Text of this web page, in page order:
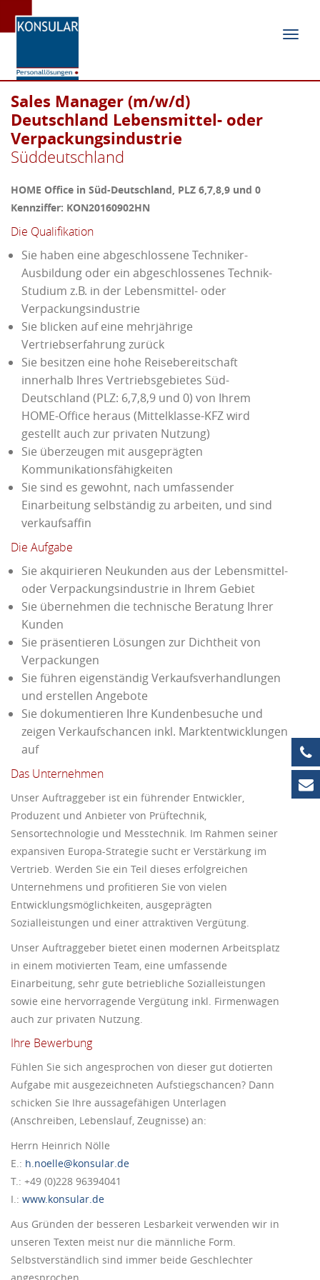
Sales Manager (m/w/d)
Deutschland Lebensmittel- oder
Verpackungsindustrie
Süddeutschland
HOME Office in Süd-Deutschland, PLZ 6,7,8,9 und 0
Kennziffer: KON20160902HN
Die Qualifikation
Sie haben eine abgeschlossene Techniker-
Ausbildung oder ein abgeschlossenes Technik-
Studium z.B. in der Lebensmittel- oder
Verpackungsindustrie
Sie blicken auf eine mehrjährige
Vertriebserfahrung zurück
Sie besitzen eine hohe Reisebereitschaft
innerhalb Ihres Vertriebsgebietes Süd-
Deutschland (PLZ: 6,7,8,9 und 0) von Ihrem
HOME-Office heraus (Mittelklasse-KFZ wird
gestellt auch zur privaten Nutzung)
Sie überzeugen mit ausgeprägten
Kommunikationsfähigkeiten
Sie sind es gewohnt, nach umfassender
Einarbeitung selbständig zu arbeiten, und sind
verkaufsaffin
Die Aufgabe
Sie akquirieren Neukunden aus der Lebensmittel-
oder Verpackungsindustrie in Ihrem Gebiet
Sie übernehmen die technische Beratung Ihrer
Kunden
Sie präsentieren Lösungen zur Dichtheit von
Verpackungen
Sie führen eigenständig Verkaufsverhandlungen
und erstellen Angebote
Sie dokumentieren Ihre Kundenbesuche und
zeigen Verkaufschancen inkl. Marktentwicklungen
auf
Das Unternehmen
Unser Auftraggeber ist ein führender Entwickler,
Produzent und Anbieter von Prüftechnik,
Sensortechnologie und Messtechnik. Im Rahmen seiner
expansiven Europa-Strategie sucht er Verstärkung im
Vertrieb. Werden Sie ein Teil dieses erfolgreichen
Unternehmens und profitieren Sie von vielen
Entwicklungsmöglichkeiten, ausgeprägten
Sozialleistungen und einer attraktiven Vergütung.
Unser Auftraggeber bietet einen modernen Arbeitsplatz
in einem motivierten Team, eine umfassende
Einarbeitung, sehr gute betriebliche Sozialleistungen
sowie eine hervorragende Vergütung inkl. Firmenwagen
auch zur privaten Nutzung.
Ihre Bewerbung
Fühlen Sie sich angesprochen von dieser gut dotierten
Aufgabe mit ausgezeichneten Aufstiegschancen? Dann
schicken Sie Ihre aussagefähigen Unterlagen
(Anschreiben, Lebenslauf, Zeugnisse) an:
Herrn Heinrich Nölle
E.: h.noelle@konsular.de
T.: +49 (0)228 96394041
I.: www.konsular.de
Aus Gründen der besseren Lesbarkeit verwenden wir in
unseren Texten meist nur die männliche Form.
Selbstverständlich sind immer beide Geschlechter